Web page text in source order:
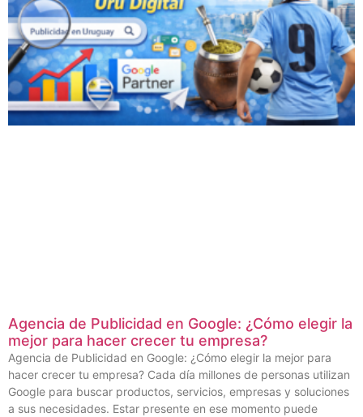
Agencia de Publicidad en Google: ¿Cómo elegir la
mejor para hacer crecer tu empresa?
Agencia de Publicidad en Google: ¿Cómo elegir la mejor para
hacer crecer tu empresa? Cada día millones de personas utilizan
Google para buscar productos, servicios, empresas y soluciones
a sus necesidades. Estar presente en ese momento puede